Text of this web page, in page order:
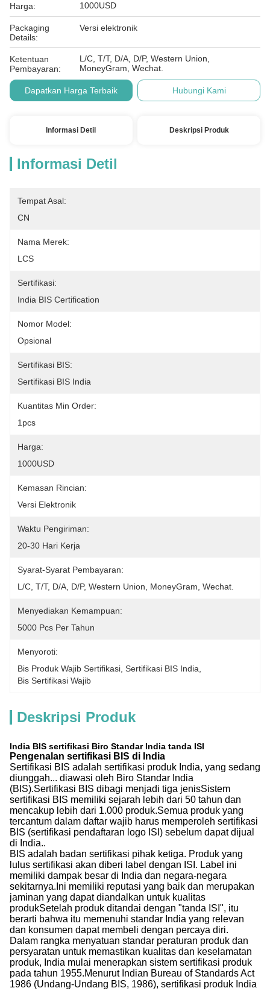
Harga: 1000USD
Packaging
Details:
Versi elektronik
Ketentuan
Pembayaran:
L/C, T/T, D/A, D/P, Western Union,
MoneyGram, Wechat.
Dapatkan Harga Terbaik Hubungi Kami
Informasi Detil Deskripsi Produk
Informasi Detil
Tempat Asal:
CN
Nama Merek:
LCS
Sertifikasi:
India BIS Certification
Nomor Model:
Opsional
Sertifikasi BIS:
Sertifikasi BIS India
Kuantitas Min Order:
1pcs
Harga:
1000USD
Kemasan Rincian:
Versi Elektronik
Waktu Pengiriman:
20-30 Hari Kerja
Syarat-Syarat Pembayaran:
L/C, T/T, D/A, D/P, Western Union, MoneyGram, Wechat.
Menyediakan Kemampuan:
5000 Pcs Per Tahun
Menyoroti:
Bis Produk Wajib Sertifikasi Sertifikasi BIS India
Bis Sertifikasi Wajib
Deskripsi Produk
India BIS sertifikasi Biro Standar India tanda ISI
Pengenalan sertifikasi BIS di India
Sertifikasi BIS adalah sertifikasi produk India, yang sedang
diunggah... diawasi oleh Biro Standar India
(BIS).Sertifikasi BIS dibagi menjadi tiga jenisSistem
sertifikasi BIS memiliki sejarah lebih dari 50 tahun dan
mencakup lebih dari 1.000 produk.Semua produk yang
tercantum dalam daftar wajib harus memperoleh sertifikasi
BIS (sertifikasi pendaftaran logo ISI) sebelum dapat dijual
di India..
BIS adalah badan sertifikasi pihak ketiga. Produk yang
lulus sertifikasi akan diberi label dengan ISI. Label ini
memiliki dampak besar di India dan negara-negara
sekitarnya.Ini memiliki reputasi yang baik dan merupakan
jaminan yang dapat diandalkan untuk kualitas
produkSetelah produk ditandai dengan "tanda ISI", itu
berarti bahwa itu memenuhi standar India yang relevan
dan konsumen dapat membeli dengan percaya diri.
Dalam rangka menyatuan standar peraturan produk dan
persyaratan untuk memastikan kualitas dan keselamatan
produk, India mulai menerapkan sistem sertifikasi produk
pada tahun 1955.Menurut Indian Bureau of Standards Act
1986 (Undang-Undang BIS, 1986), sertifikasi produk India